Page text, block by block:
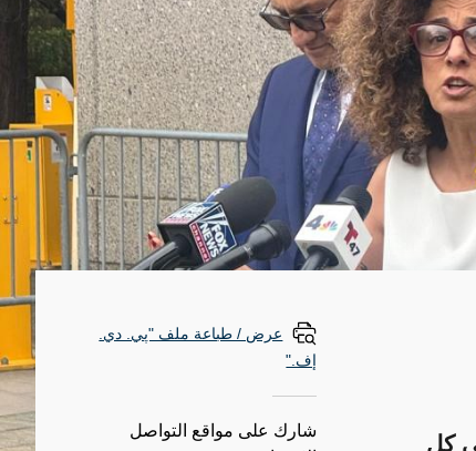
كل
عرض / طباعة ملف "پي. دي.
إف."
شارك على مواقع التواصل